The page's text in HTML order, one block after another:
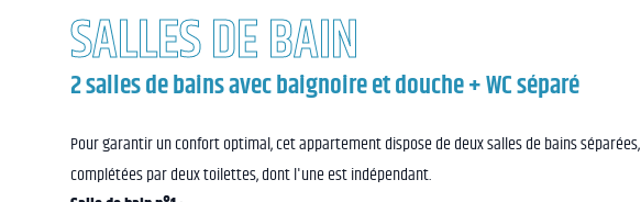
SALLES DE BAIN
2 salles de bains avec baignoire et douche + WC séparé
Pour garantir un confort optimal, cet appartement dispose de deux salles de bains séparées,
complétées par deux toilettes, dont l'une est indépendant.